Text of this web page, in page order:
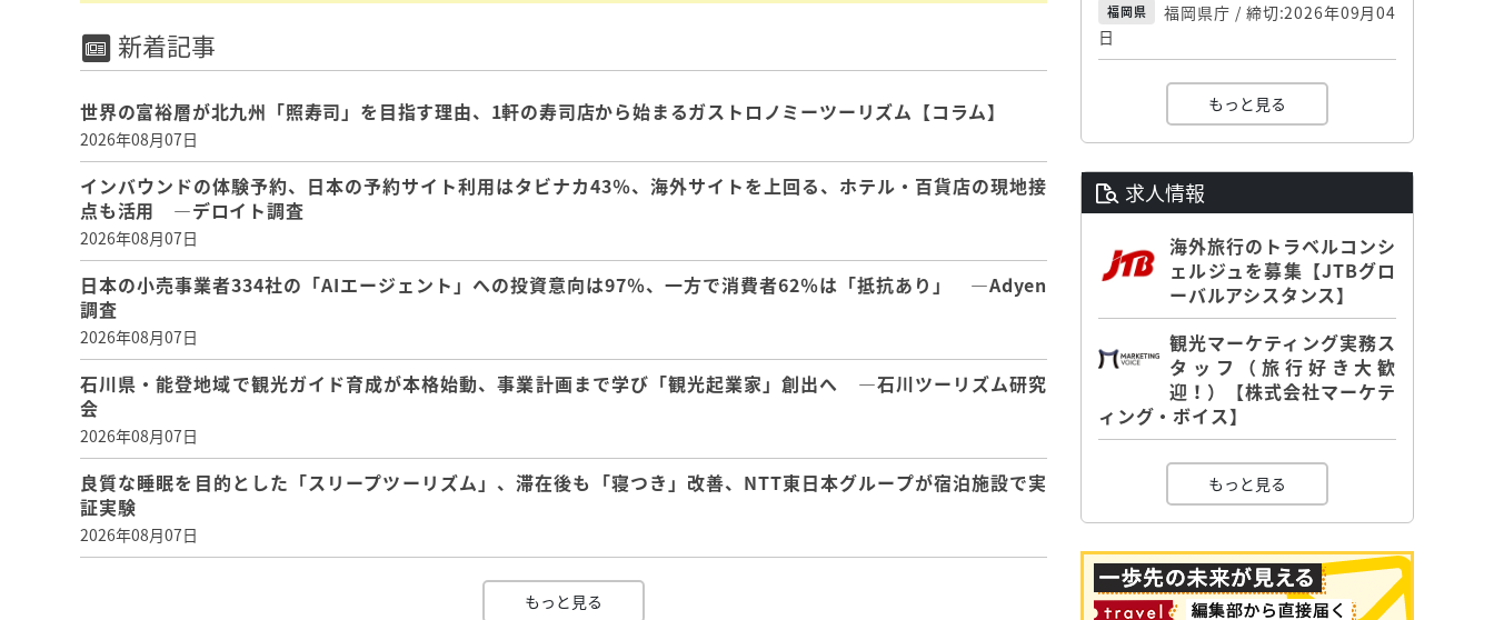
新着記事
世界の富裕層が北九州「照寿司」を目指す理由、1軒の寿司店から始まるガストロノミーツーリズム【コラム】
2026年08月07日
インバウンドの体験予約、日本の予約サイト利用はタビナカ43％、海外サイトを上回る、ホテル・百貨店の現地接
点も活用 ―デロイト調査
2026年08月07日
日本の小売事業者334社の「AIエージェント」への投資意向は97％、一方で消費者62％は「抵抗あり」 ―Adyen
調査
2026年08月07日
石川県・能登地域で観光ガイド育成が本格始動、事業計画まで学び「観光起業家」創出へ ―石川ツーリズム研究
会
2026年08月07日
良質な睡眠を目的とした「スリープツーリズム」、滞在後も「寝つき」改善、NTT東日本グループが宿泊施設で実
証実験
2026年08月07日
もっと見る
福岡県
福岡県庁 / 締切:2026年09月04
日
もっと見る
求人情報
海外旅行のトラベルコンシ
ェルジュを募集【JTBグロ
ーバルアシスタンス】
観光マーケティング実務ス
タッフ（旅行好き大歓
迎！）【株式会社マーケテ
ィング・ボイス】
もっと見る